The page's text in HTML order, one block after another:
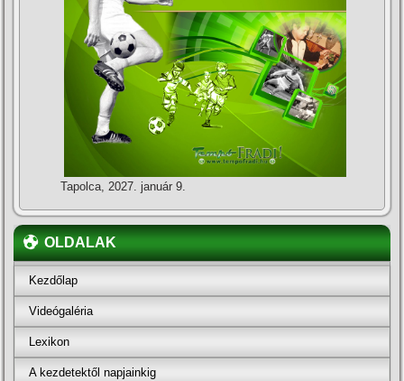
Tapolca, 2027. január 9.
OLDALAK
Kezdőlap
Videógaléria
Lexikon
A kezdetektől napjainkig